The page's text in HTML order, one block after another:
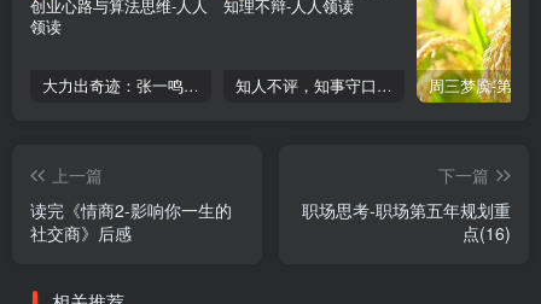
大力出奇迹：张一鸣的创业心路与算法思维 知人不评，知事守口，知理不辩
上一篇
读完《情商2-影响你一生的
社交商》后感
下一篇
职场思考-职场第五年规划重
点(16)